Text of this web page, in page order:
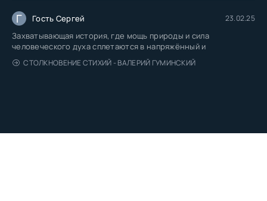
Г Гость Сергей 23.02.25
Захватывающая история, где мощь природы и сила
человеческого духа сплетаются в напряжённый и
СТОЛКНОВЕНИЕ СТИХИЙ - ВАЛЕРИЙ ГУМИНСКИЙ